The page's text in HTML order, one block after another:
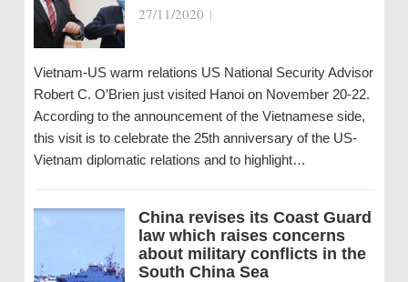
27/11/2020 |
Vietnam-US warm relations US National Security Advisor
Robert C. O’Brien just visited Hanoi on November 20-22.
According to the announcement of the Vietnamese side,
this visit is to celebrate the 25th anniversary of the US-
Vietnam diplomatic relations and to highlight…
China revises its Coast Guard
law which raises concerns
about military conflicts in the
South China Sea